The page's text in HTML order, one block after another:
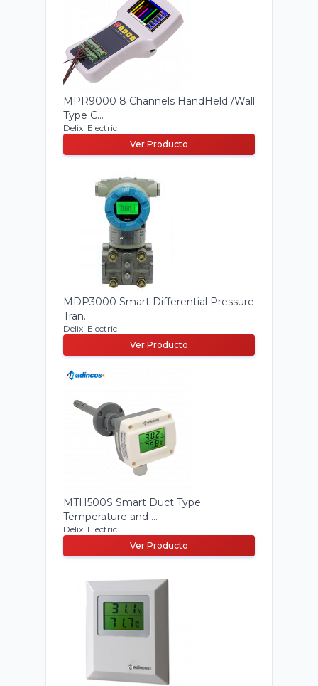
MPR9000 8 Channels HandHeld /Wall
Type C...
Delixi Electric
Ver Producto
MDP3000 Smart Differential Pressure
Tran...
Delixi Electric
Ver Producto
MTH500S Smart Duct Type
Temperature and ...
Delixi Electric
Ver Producto